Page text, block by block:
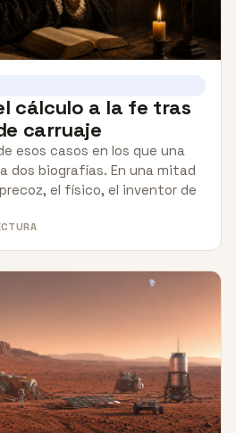
cálculo a la fe tras
carruaje
esos casos en los que una
dos biografías. En una mitad
el físico, el inventor de